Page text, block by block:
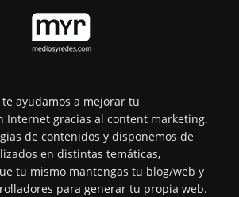
te ayudamos a mejorar tu
Internet gracias al content marketing.
de contenidos y disponemos de
en distintas temáticas,
tu mismo mantengas tu blog/web y
para generar tu propia web.